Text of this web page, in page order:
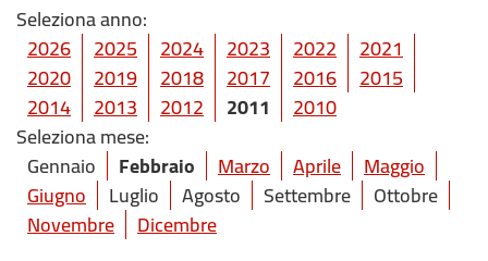
Seleziona anno:
2026
2025 2024 2023 2022
2021
2020
2019 2018 2017 2016
2015
2014
2013 2012 2011
2010
Seleziona mese:
Gennaio
Febbraio Marzo Aprile
Maggio
Giugno
Luglio Agosto Settembre
Ottobre
Novembre
Dicembre